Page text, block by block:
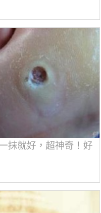
抹就好，超神奇！好